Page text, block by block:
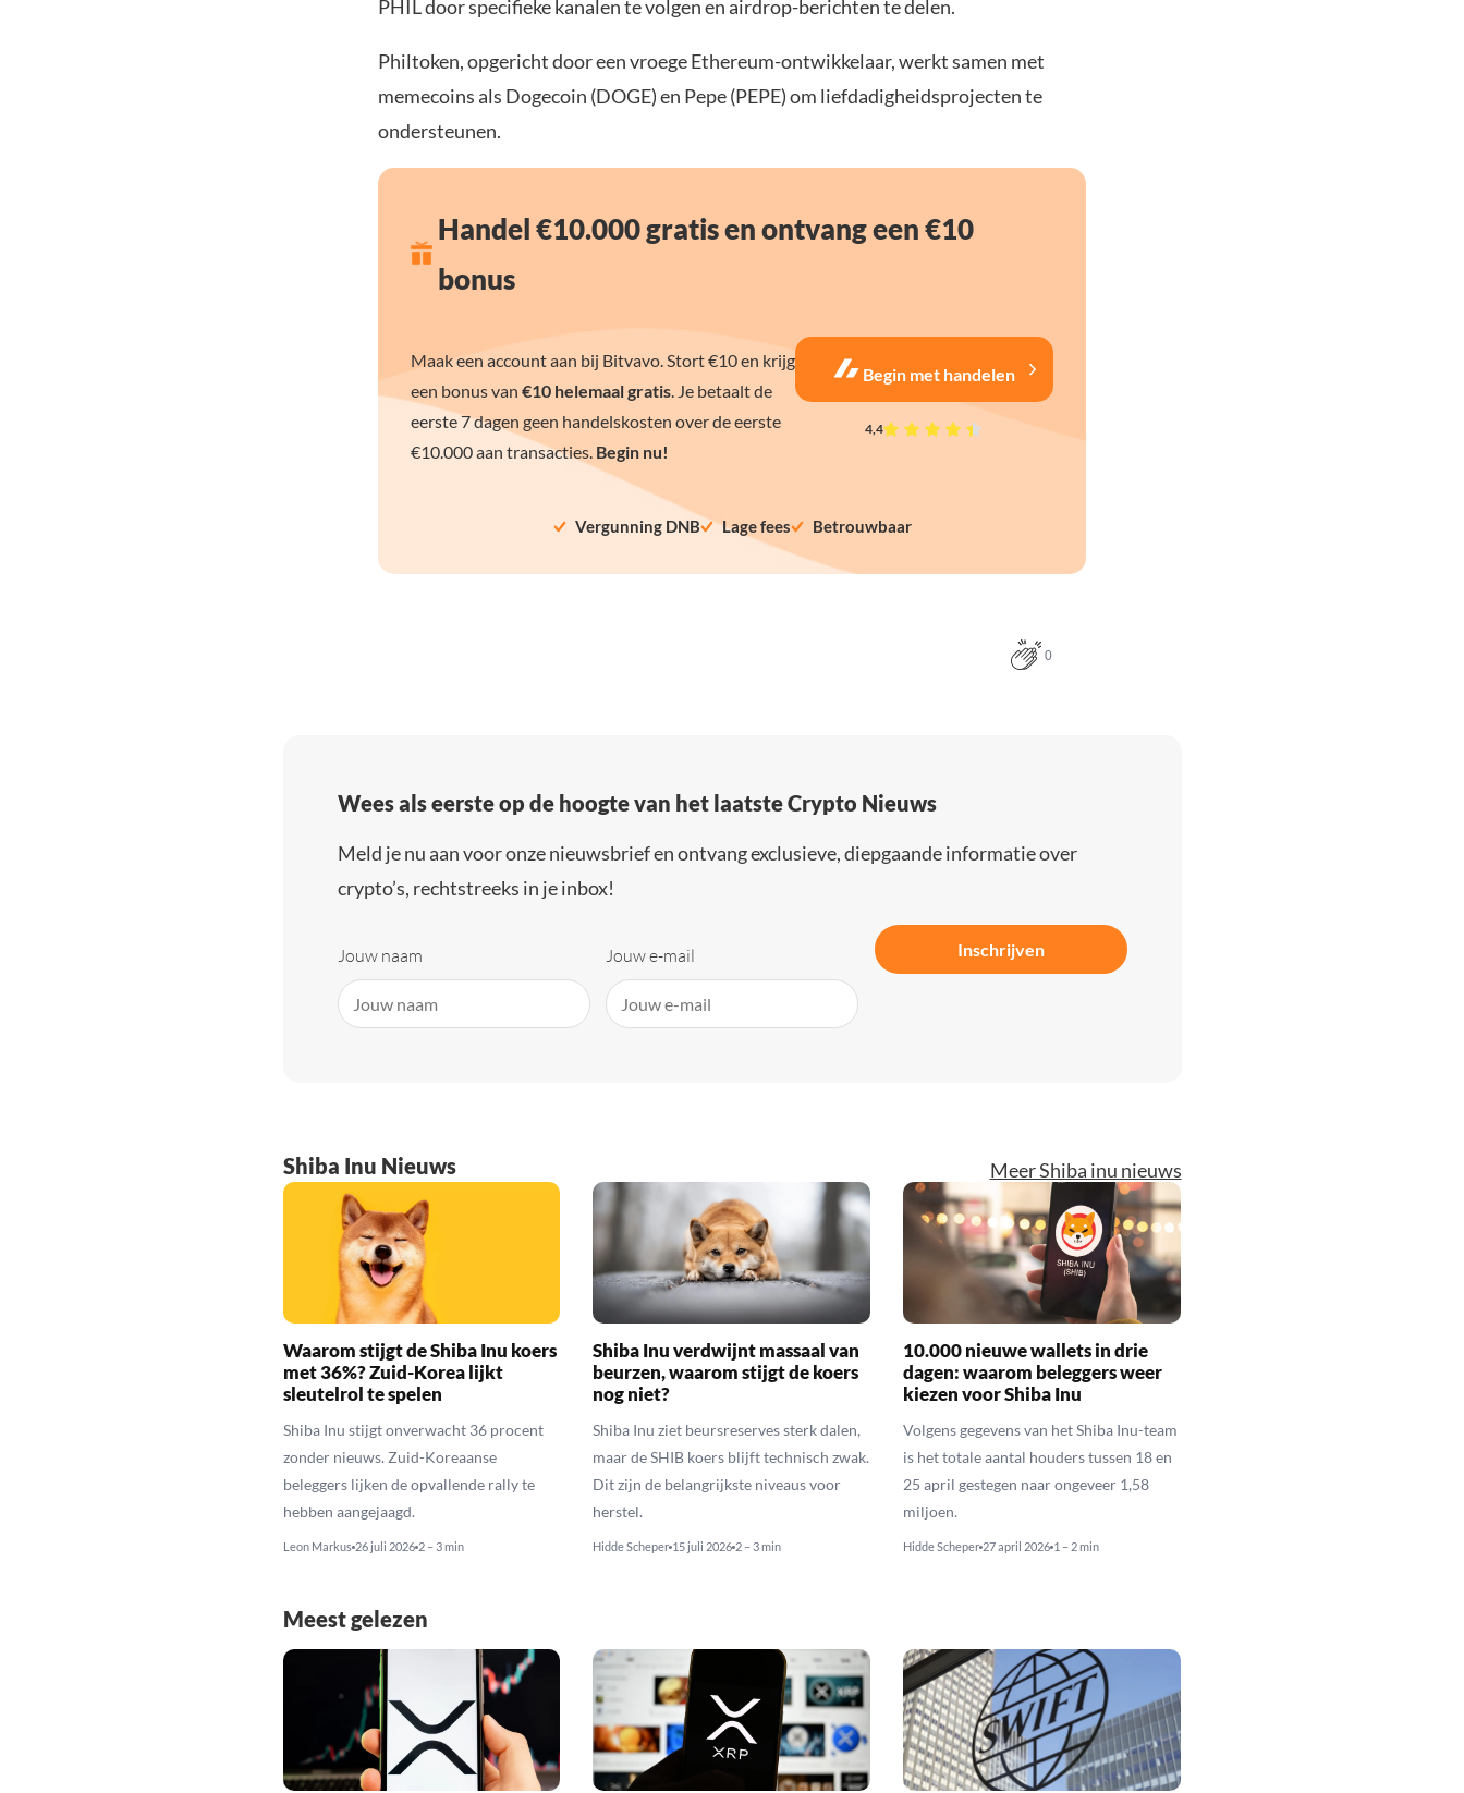
PHIL door specifieke kanalen te volgen en airdrop-berichten te delen.
Philtoken, opgericht door een vroege Ethereum-ontwikkelaar, werkt samen met
memecoins als Dogecoin (DOGE) en Pepe (PEPE) om liefdadigheidsprojecten te
ondersteunen.
Handel €10.000 gratis en ontvang een €10
bonus
Maak een account aan bij Bitvavo. Stort €10 en krijg
een bonus van €10 helemaal gratis. Je betaalt de
eerste 7 dagen geen handelskosten over de eerste
€10.000 aan transacties. Begin nu!
Begin met handelen
4,4
Vergunning DNB Lage fees Betrouwbaar
0
Wees als eerste op de hoogte van het laatste Crypto Nieuws
Meld je nu aan voor onze nieuwsbrief en ontvang exclusieve, diepgaande informatie over
crypto’s, rechtstreeks in je inbox!
Jouw naam Jouw e-mail Inschrijven
Shiba Inu Nieuws Meer Shiba inu nieuws
Waarom stijgt de Shiba Inu koers
met 36%? Zuid-Korea lijkt
sleutelrol te spelen
Shiba Inu stijgt onverwacht 36 procent
zonder nieuws. Zuid-Koreaanse
beleggers lijken de opvallende rally te
hebben aangejaagd.
Leon Markus 26 juli 2026 2 – 3 min
Shiba Inu verdwijnt massaal van
beurzen, waarom stijgt de koers
nog niet?
Shiba Inu ziet beursreserves sterk dalen,
maar de SHIB koers blijft technisch zwak.
Dit zijn de belangrijkste niveaus voor
herstel.
Hidde Scheper 15 juli 2026 2 – 3 min
10.000 nieuwe wallets in drie
dagen: waarom beleggers weer
kiezen voor Shiba Inu
Volgens gegevens van het Shiba Inu-team
is het totale aantal houders tussen 18 en
25 april gestegen naar ongeveer 1,58
miljoen.
Hidde Scheper 27 april 2026 1 – 2 min
Meest gelezen